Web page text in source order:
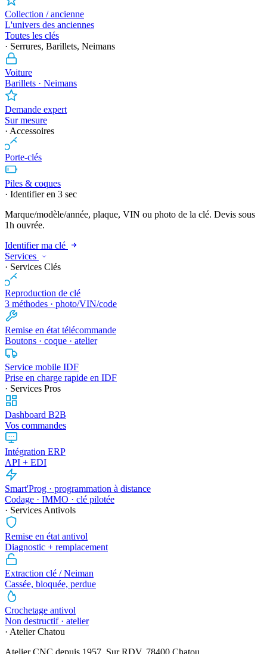
Collection / ancienne
L'univers des anciennes
Toutes les clés
· Serrures, Barillets, Neimans
Voiture
Barillets · Neimans
Demande expert
Sur mesure
· Accessoires
Porte-clés
Piles & coques
· Identifier en 3 sec
Marque/modèle/année, plaque, VIN ou photo de la clé. Devis sous
1h ouvrée.
Identifier ma clé
Services
· Services Clés
Reproduction de clé
3 méthodes · photo/VIN/code
Remise en état télécommande
Boutons · coque · atelier
Service mobile IDF
Prise en charge rapide en IDF
· Services Pros
Dashboard B2B
Vos commandes
Intégration ERP
API + EDI
Smart'Prog · programmation à distance
Codage · IMMO · clé pilotée
· Services Antivols
Remise en état antivol
Diagnostic + remplacement
Extraction clé / Neiman
Cassée, bloquée, perdue
Crochetage antivol
Non destructif · atelier
· Atelier Chatou
Atelier CNC depuis 1957. Sur RDV. 78400 Chatou.